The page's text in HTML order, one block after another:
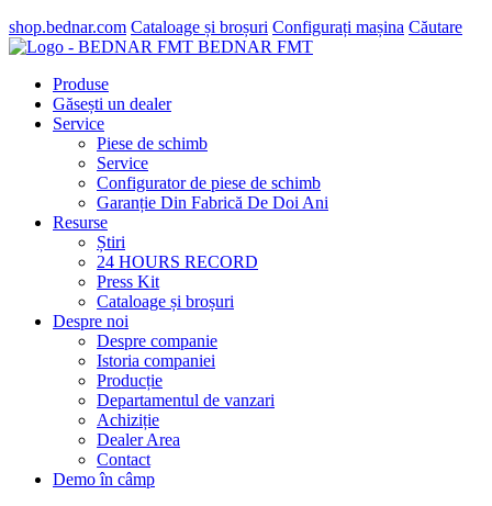
shop.bednar.com Cataloage și broșuri Configurați mașina Căutare
BEDNAR FMT
Produse
Găsești un dealer
Service
Piese de schimb
Service
Configurator de piese de schimb
Garanție Din Fabrică De Doi Ani
Resurse
Știri
24 HOURS RECORD
Press Kit
Cataloage și broșuri
Despre noi
Despre companie
Istoria companiei
Producție
Departamentul de vanzari
Achiziție
Dealer Area
Contact
Demo în câmp